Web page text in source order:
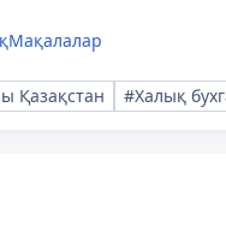
Мақалалар
Қазақстан #Халық